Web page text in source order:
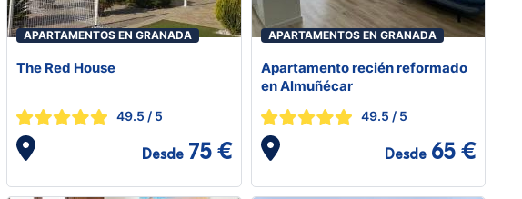
APARTAMENTOS EN GRANADA
The Red House
49.5 / 5
Desde 75 €
APARTAMENTOS EN GRANADA
Apartamento recién reformado
en Almuñécar
49.5 / 5
Desde 65 €